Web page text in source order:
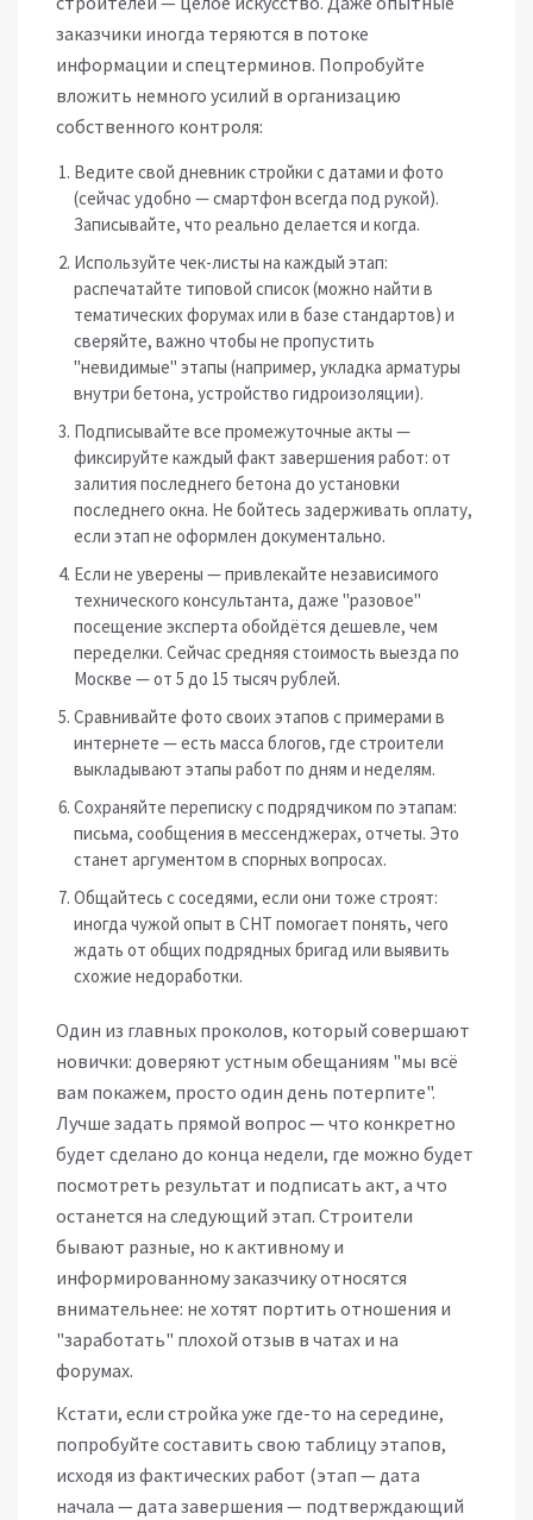
заказчики иногда теряются в потоке
информации и спецтерминов. Попробуйте
вложить немного усилий в организацию
собственного контроля:
Ведите свой дневник стройки с датами и фото
(сейчас удобно — смартфон всегда под рукой).
Записывайте, что реально делается и когда.
Используйте чек-листы на каждый этап:
распечатайте типовой список (можно найти в
тематических форумах или в базе стандартов) и
сверяйте, важно чтобы не пропустить
"невидимые" этапы (например, укладка арматуры
внутри бетона, устройство гидроизоляции).
Подписывайте все промежуточные акты —
фиксируйте каждый факт завершения работ: от
залития последнего бетона до установки
последнего окна. Не бойтесь задерживать оплату,
если этап не оформлен документально.
Если не уверены — привлекайте независимого
технического консультанта, даже "разовое"
посещение эксперта обойдётся дешевле, чем
переделки. Сейчас средняя стоимость выезда по
Москве — от 5 до 15 тысяч рублей.
Сравнивайте фото своих этапов с примерами в
интернете — есть масса блогов, где строители
выкладывают этапы работ по дням и неделям.
Сохраняйте переписку с подрядчиком по этапам:
письма, сообщения в мессенджерах, отчеты. Это
станет аргументом в спорных вопросах.
Общайтесь с соседями, если они тоже строят:
иногда чужой опыт в СНТ помогает понять, чего
ждать от общих подрядных бригад или выявить
схожие недоработки.
Один из главных проколов, который совершают
новички: доверяют устным обещаниям "мы всё
вам покажем, просто один день потерпите".
Лучше задать прямой вопрос — что конкретно
будет сделано до конца недели, где можно будет
посмотреть результат и подписать акт, а что
останется на следующий этап. Строители
бывают разные, но к активному и
информированному заказчику относятся
внимательнее: не хотят портить отношения и
"заработать" плохой отзыв в чатах и на
форумах.
Кстати, если стройка уже где-то на середине,
попробуйте составить свою таблицу этапов,
исходя из фактических работ (этап — дата
начала — дата завершения — подтверждающий